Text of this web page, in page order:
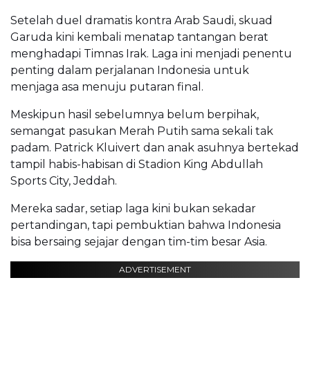
Setelah duel dramatis kontra Arab Saudi, skuad
Garuda kini kembali menatap tantangan berat
menghadapi Timnas Irak. Laga ini menjadi penentu
penting dalam perjalanan Indonesia untuk
menjaga asa menuju putaran final.
Meskipun hasil sebelumnya belum berpihak,
semangat pasukan Merah Putih sama sekali tak
padam. Patrick Kluivert dan anak asuhnya bertekad
tampil habis-habisan di Stadion King Abdullah
Sports City, Jeddah.
Mereka sadar, setiap laga kini bukan sekadar
pertandingan, tapi pembuktian bahwa Indonesia
bisa bersaing sejajar dengan tim-tim besar Asia.
ADVERTISEMENT